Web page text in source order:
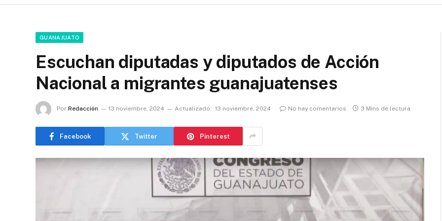
GUANAJUATO
Escuchan diputadas y diputados de Acción
Nacional a migrantes guanajuatenses
Por Redacción 13 noviembre, 2024 Actualizado: 13 noviembre, 2024 No hay comentarios 3 Mins de lectura
Facebook Twitter Pinterest